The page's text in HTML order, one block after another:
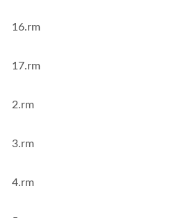
16.rm
17.rm
2.rm
3.rm
4.rm